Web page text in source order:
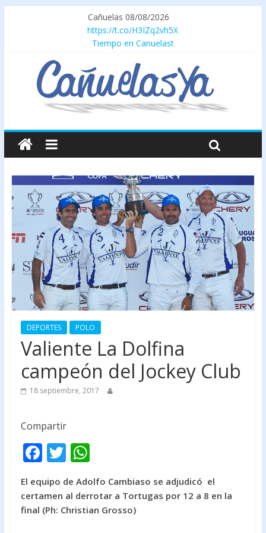
Cañuelas 08/08/2026
https://t.co/H3IZq2vh5X
Tiempo en Canuelast
DEPORTES POLO
Valiente La Dolfina
campeón del Jockey Club
18 septiembre, 2017
Compartir
F
ac
e
b
T
w
itt
er
W
h
at
s
El equipo de Adolfo Cambiaso se adjudicó el
certamen al derrotar a Tortugas por 12 a 8 en la
final (Ph: Christian Grosso)